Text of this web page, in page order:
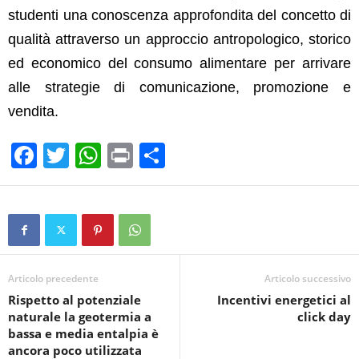
studenti una conoscenza approfondita del concetto di
qualità attraverso un approccio antropologico, storico
ed economico del consumo alimentare per arrivare
alle strategie di comunicazione, promozione e
vendita.
F
a
c
b
o
o
k
T
wi
tt
W
h
at
s
A
p
Pr
in
t
o
vi
Articolo precedente
Rispetto al potenziale
naturale la geotermia a
bassa e media entalpia è
ancora poco utilizzata
Articolo successivo
Incentivi energetici al
click day